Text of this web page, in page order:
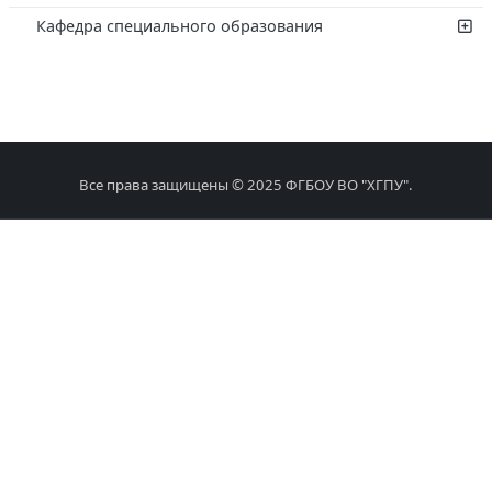
Кафедра специального образования
Все права защищены © 2025 ФГБОУ ВО "ХГПУ".